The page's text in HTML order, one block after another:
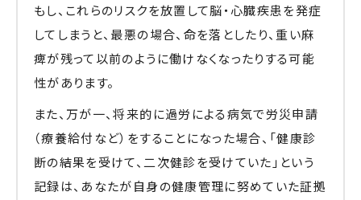
もし、これらのリスクを放置して脳・心臓疾患を発症
してしまうと、最悪の場合、命を落としたり、重い麻
痺が残って以前のように働けなくなったりする可能
性があります。
また、万が一、将来的に過労による病気で労災申請
（療養給付など）をすることになった場合、「健康診
断の結果を受けて、二次健診を受けていた」という
記録は、あなたが自身の健康管理に努めていた証拠